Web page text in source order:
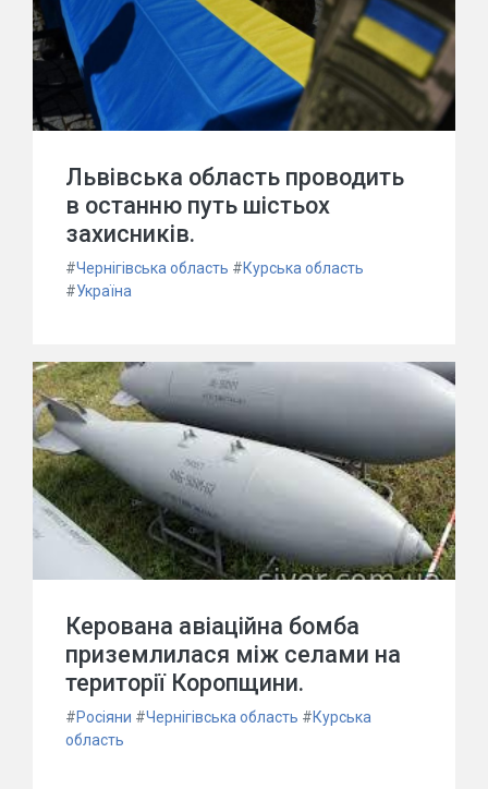
Львівська область проводить
в останню путь шістьох
захисників.
#Чернігівська область #Курська область
#Україна
Керована авіаційна бомба
приземлилася між селами на
території Коропщини.
#Росіяни #Чернігівська область #Курська
область